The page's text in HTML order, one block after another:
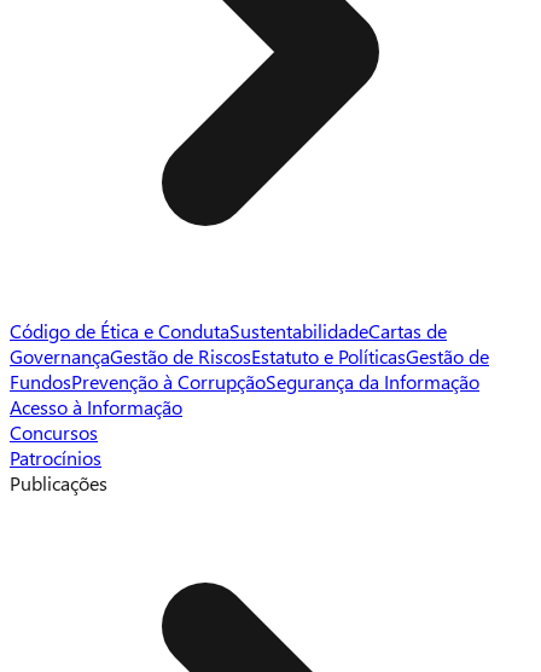
Código de Ética e CondutaSustentabilidadeCartas de
GovernançaGestão de RiscosEstatuto e PolíticasGestão de
FundosPrevenção à CorrupçãoSegurança da Informação
Acesso à Informação
Concursos
Patrocínios
Publicações